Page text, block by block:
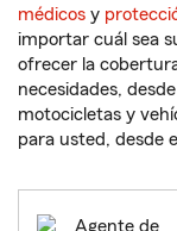
médicos y
importar cuál sea
ofrecer la
necesidades,
motocicletas y
para usted, desde